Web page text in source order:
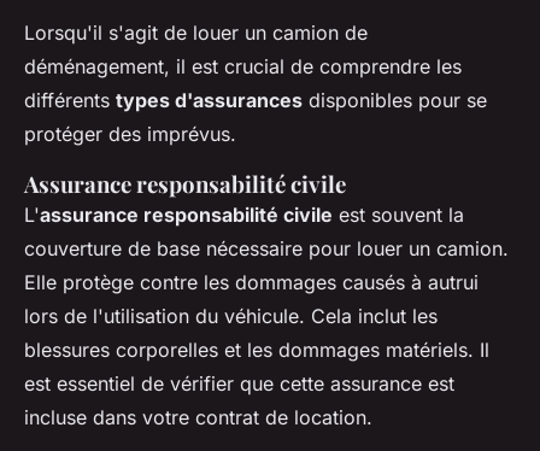
Lorsqu'il s'agit de louer un camion de
déménagement, il est crucial de comprendre les
différents types d'assurances disponibles pour se
protéger des imprévus.
Assurance responsabilité civile
L'assurance responsabilité civile est souvent la
couverture de base nécessaire pour louer un camion.
Elle protège contre les dommages causés à autrui
lors de l'utilisation du véhicule. Cela inclut les
blessures corporelles et les dommages matériels. Il
est essentiel de vérifier que cette assurance est
incluse dans votre contrat de location.